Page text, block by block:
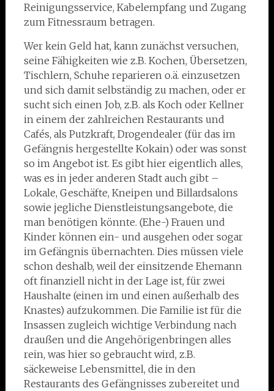
Reinigungsservice, Kabelempfang und Zugang
zum Fitnessraum betragen.
Wer kein Geld hat, kann zunächst versuchen,
seine Fähigkeiten wie z.B. Kochen, Übersetzen,
Tischlern, Schuhe reparieren o.ä. einzusetzen
und sich damit selbständig zu machen, oder er
sucht sich einen Job, z.B. als Koch oder Kellner
in einem der zahlreichen Restaurants und
Cafés, als Putzkraft, Drogendealer (für das im
Gefängnis hergestellte Kokain) oder was sonst
so im Angebot ist. Es gibt hier eigentlich alles,
was es in jeder anderen Stadt auch gibt –
Lokale, Geschäfte, Kneipen und Billardsalons
sowie jegliche Dienstleistungsangebote, die
man benötigen könnte. (Ehe-) Frauen und
Kinder können ein- und ausgehen oder sogar
im Gefängnis übernachten. Dies müssen viele
schon deshalb, weil der einsitzende Ehemann
oft finanziell nicht in der Lage ist, für zwei
Haushalte (einen im und einen außerhalb des
Knastes) aufzukommen. Die Familie ist für die
Insassen zugleich wichtige Verbindung nach
draußen und die Angehörigenbringen alles
rein, was hier so gebraucht wird, z.B.
säckeweise Lebensmittel, die in den
Restaurants des Gefängnisses zubereitet und